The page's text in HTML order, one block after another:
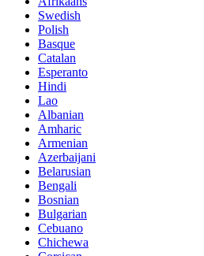
Swedish
Polish
Basque
Catalan
Esperanto
Hindi
Lao
Albanian
Amharic
Armenian
Azerbaijani
Belarusian
Bengali
Bosnian
Bulgarian
Cebuano
Chichewa